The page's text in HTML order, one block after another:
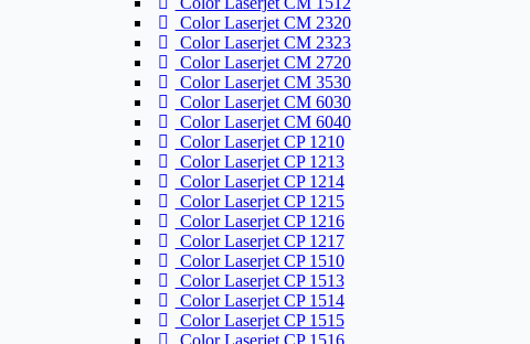
Color Laserjet CM 2320
Color Laserjet CM 2323
Color Laserjet CM 2720
Color Laserjet CM 3530
Color Laserjet CM 6030
Color Laserjet CM 6040
Color Laserjet CP 1210
Color Laserjet CP 1213
Color Laserjet CP 1214
Color Laserjet CP 1215
Color Laserjet CP 1216
Color Laserjet CP 1217
Color Laserjet CP 1510
Color Laserjet CP 1513
Color Laserjet CP 1514
Color Laserjet CP 1515
Color Laserjet CP 1516